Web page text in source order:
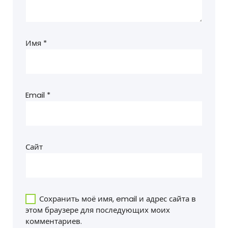
Имя *
Email *
Сайт
Сохранить моё имя, email и адрес сайта в
этом браузере для последующих моих
комментариев.